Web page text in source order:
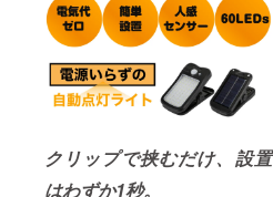
クリップで挟むだけ、設置
はわずか1秒。